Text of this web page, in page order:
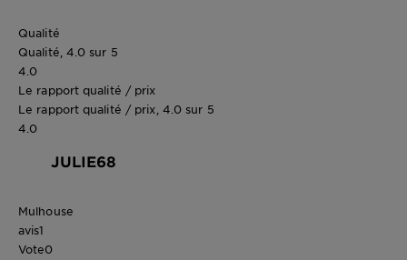
Qualité
Qualité, 4.0 sur 5
4.0
Le rapport qualité / prix
Le rapport qualité / prix, 4.0 sur 5
4.0
JULIE68
Mulhouse
avis1
Vote0